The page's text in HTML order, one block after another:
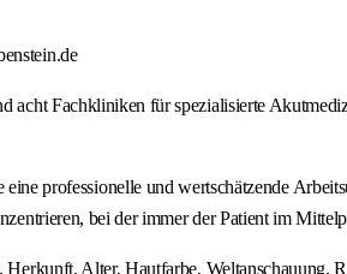
Fachkliniken für spezialisierte
professionelle und wertschätzende
bei der immer der Patient im
Alter, Hautfarbe, Weltanschauung,